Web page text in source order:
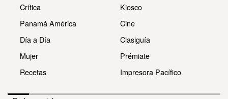
Crítica
Panamá América
Día a Día
Mujer
Recetas
Kiosco
Cine
Clasiguía
Prémiate
Impresora Pacífico